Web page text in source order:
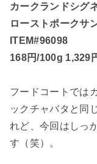
カークランドシグ
ローストポークサ
ITEM#96098
168円/100g 1,329
フードコートでは
ックチャバタと同
れど、今回はしっ
す（笑）。